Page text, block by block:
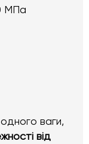
МПа
ваги,
від